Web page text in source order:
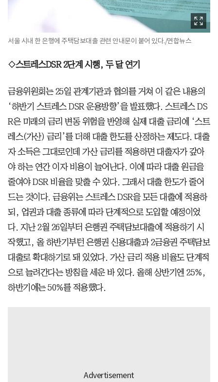
서울 시내 한 은행에 주택담보대출 관련 안내문이 붙어 있다./연합뉴스
◇스트레스DSR 2단계 시행, 두 달 연기
금융위원회는 25일 관계기관과 협의를 거쳐 이 같은 내용의
‘하반기 스트레스 DSR 운용방향’을 발표했다. 스트레스 DS
R은 미래의 금리 변동 위험을 반영해 실제 대출 금리에 ‘스트
레스(가산) 금리’를 더해 대출 한도를 산정하는 제도다. 대출
자 소득은 그대로인데 가산 금리를 적용하면 대출자가 갚아
야 하는 연간 이자 비용이 늘어난다. 이에 따라 대출 원금을
줄여야 DSR 비율을 맞출 수 있다. 그래서 대출 한도가 줄어
드는 것이다. 금융위는 스트레스 DSR을 모든 대출에 적용하
되, 업권과 대출 종류에 따라 단계적으로 도입할 예정이었
다. 지난 2월 26일부터 은행권 주택담보대출에 적용하기 시
작했고, 올 하반기부턴 은행권 신용대출과 2금융권 주택담보
대출로 확대하기로 돼 있었다. 가산 금리 적용 비율도 단계적
으로 늘려간다는 방침을 세운 바 있다. 올해 상반기엔 25%,
하반기에는 50%를 적용했다.